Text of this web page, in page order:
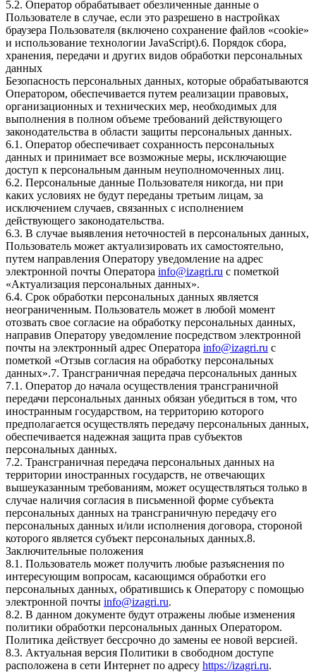
5.2. Оператор обрабатывает обезличенные данные о
Пользователе в случае, если это разрешено в настройках
браузера Пользователя (включено сохранение файлов «cookie»
и использование технологии JavaScript).6. Порядок сбора,
хранения, передачи и других видов обработки персональных
данных
Безопасность персональных данных, которые обрабатываются
Оператором, обеспечивается путем реализации правовых,
организационных и технических мер, необходимых для
выполнения в полном объеме требований действующего
законодательства в области защиты персональных данных.
6.1. Оператор обеспечивает сохранность персональных
данных и принимает все возможные меры, исключающие
доступ к персональным данным неуполномоченных лиц.
6.2. Персональные данные Пользователя никогда, ни при
каких условиях не будут переданы третьим лицам, за
исключением случаев, связанных с исполнением
действующего законодательства.
6.3. В случае выявления неточностей в персональных данных,
Пользователь может актуализировать их самостоятельно,
путем направления Оператору уведомление на адрес
электронной почты Оператора info@izagri.ru с пометкой
«Актуализация персональных данных».
6.4. Срок обработки персональных данных является
неограниченным. Пользователь может в любой момент
отозвать свое согласие на обработку персональных данных,
направив Оператору уведомление посредством электронной
почты на электронный адрес Оператора info@izagri.ru с
пометкой «Отзыв согласия на обработку персональных
данных».7. Трансграничная передача персональных данных
7.1. Оператор до начала осуществления трансграничной
передачи персональных данных обязан убедиться в том, что
иностранным государством, на территорию которого
предполагается осуществлять передачу персональных данных,
обеспечивается надежная защита прав субъектов
персональных данных.
7.2. Трансграничная передача персональных данных на
территории иностранных государств, не отвечающих
вышеуказанным требованиям, может осуществляться только в
случае наличия согласия в письменной форме субъекта
персональных данных на трансграничную передачу его
персональных данных и/или исполнения договора, стороной
которого является субъект персональных данных.8.
Заключительные положения
8.1. Пользователь может получить любые разъяснения по
интересующим вопросам, касающимся обработки его
персональных данных, обратившись к Оператору с помощью
электронной почты info@izagri.ru.
8.2. В данном документе будут отражены любые изменения
политики обработки персональных данных Оператором.
Политика действует бессрочно до замены ее новой версией.
8.3. Актуальная версия Политики в свободном доступе
расположена в сети Интернет по адресу https://izagri.ru.